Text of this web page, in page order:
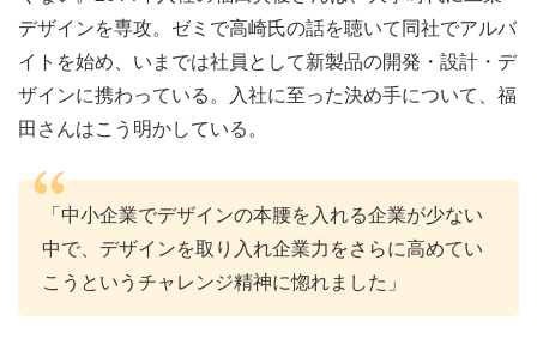
デザインを専攻。ゼミで高崎氏の話を聴いて同社でアルバ
イトを始め、いまでは社員として新製品の開発・設計・デ
ザインに携わっている。入社に至った決め手について、福
田さんはこう明かしている。
「中小企業でデザインの本腰を入れる企業が少ない
中で、デザインを取り入れ企業力をさらに高めてい
こうというチャレンジ精神に惚れました」